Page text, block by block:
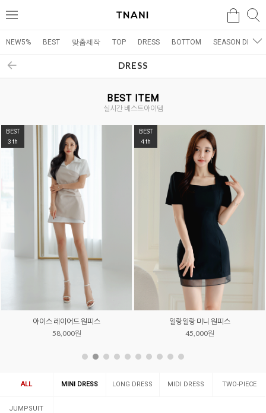
메
검색
NEW5% BEST 맞춤제작 TOP DRESS BOTTOM SEASON DRESS
DRESS
BEST ITEM
실시간 베스트아이템
BEST
3 th
아이스 레이어드 원피스
58,000원
BEST
4th
일랑일랑 미니 원피스
45,000원
ALL MINI DRESS LONG DRESS MIDI DRESS TWO-PIECE
JUMPSUIT